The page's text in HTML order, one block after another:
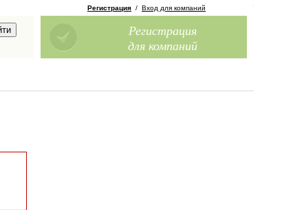
Регистрация / Вход для компаний
Регистрация
для компаний